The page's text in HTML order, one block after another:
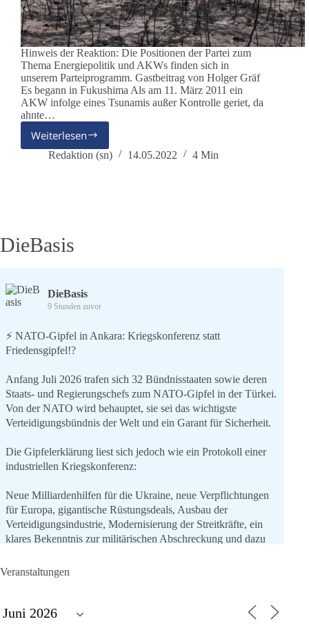
Hinweis der Reaktion: Die Positionen der Partei zum
Thema Energiepolitik und AKWs finden sich in
unserem Parteiprogramm. Gastbeitrag von Holger Gräf
Es begann in Fukushima Als am 11. März 2011 ein
AKW infolge eines Tsunamis außer Kontrolle geriet, da
ahnte…
WeiterlesenEnergiewende
–
Redaktion (sn) 14.05.2022 4 Min
DieBasis
DieBasis
9 Stunden zuvor
⚡️ NATO-Gipfel in Ankara: Kriegskonferenz statt
Friedensgipfel!?
Anfang Juli 2026 trafen sich 32 Bündnisstaaten sowie deren
Staats- und Regierungschefs zum NATO-Gipfel in der Türkei.
Von der NATO wird behauptet, sie sei das wichtigste
Verteidigungsbündnis der Welt und ein Garant für Sicherheit.
Die Gipfelerklärung liest sich jedoch wie ein Protokoll einer
industriellen Kriegskonferenz:
Neue Milliardenhilfen für die Ukraine, neue Verpflichtungen
für Europa, gigantische Rüstungsdeals, Ausbau der
Verteidigungsindustrie, Modernisierung der Streitkräfte, ein
klares Bekenntnis zur militärischen Abschreckung und dazu
Veranstaltungen